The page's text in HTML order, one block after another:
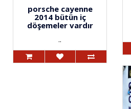
porsche cayenne
2014 bütün iç
döşemeler vardır
..